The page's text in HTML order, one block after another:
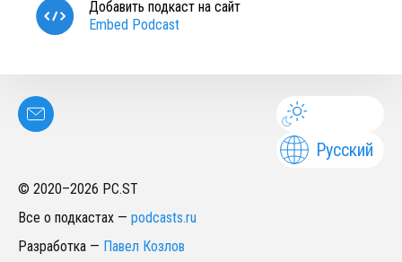
Добавить подкаст на сайт
Embed Podcast
Русский
© 2020–2026 PC.ST
Все о подкастах — podcasts.ru
Разработка — Павел Козлов